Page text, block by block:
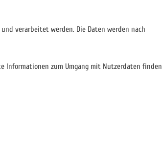
verarbeitet werden. Die Daten werden nach
Informationen zum Umgang mit Nutzerdaten finden